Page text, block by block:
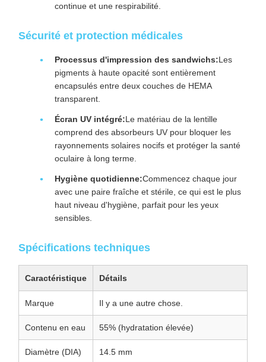
continue et une respirabilité.
Sécurité et protection médicales
Processus d'impression des sandwichs:Les
pigments à haute opacité sont entièrement
encapsulés entre deux couches de HEMA
transparent.
Écran UV intégré:Le matériau de la lentille
comprend des absorbeurs UV pour bloquer les
rayonnements solaires nocifs et protéger la santé
oculaire à long terme.
Hygiène quotidienne:Commencez chaque jour
avec une paire fraîche et stérile, ce qui est le plus
haut niveau d'hygiène, parfait pour les yeux
sensibles.
Spécifications techniques
Caractéristique Détails
Marque Il y a une autre chose.
Contenu en eau 55% (hydratation élevée)
Diamètre (DIA) 14.5 mm